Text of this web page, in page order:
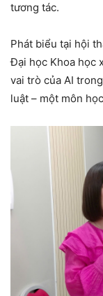
tương tác.
Phát biểu tại hội
Đại học Khoa học
vai trò của AI
luật – một môn